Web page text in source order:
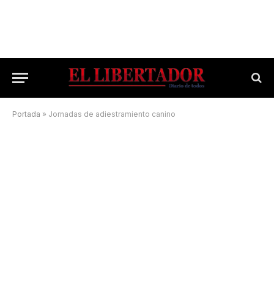
Portada » Jornadas de adiestramiento canino